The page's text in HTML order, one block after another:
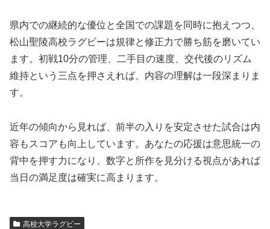
県内での継続的な優位と全国での課題を同時に抱えつつ、
松山聖陵高校ラグビーは規律と修正力で勝ち筋を磨いてい
ます。初戦10分の管理、二手目の速度、交代後のリズム
維持という三点を押さえれば、内容の理解は一段深まりま
す。
近年の傾向から見れば、前半の入りを安定させた試合は内
容もスコアも向上しています。あなたの応援は意思統一の
背中を押す力になり、数字と所作を見分ける視点があれば
当日の満足度は確実に高まります。
高校大学ラグビー